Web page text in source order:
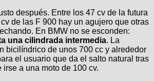
después. Entre los 47 cv de la futura
de las F 900 hay un agujero que otras
En BMW no se esconden:
una cilindrada intermedia. La
bicilíndrico de unos 700 cc y alrededor
el usuario que da el salto natural tras
a una moto de 100 cv.